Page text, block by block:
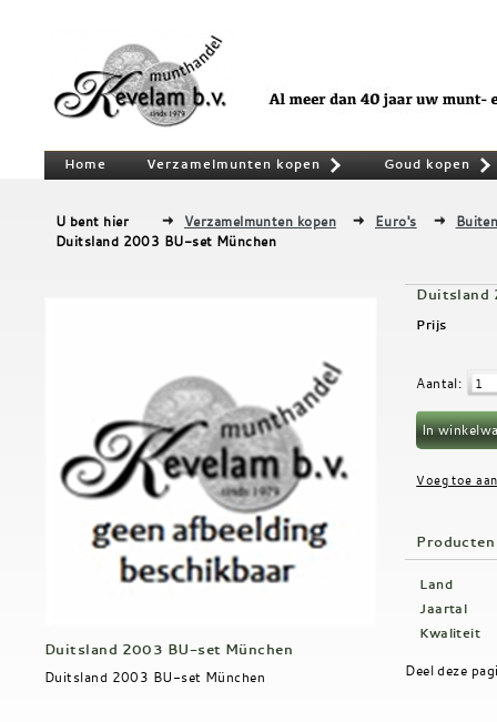
Home Verzamelmunten kopen Goud kopen
U bent hier Verzamelmunten kopen Euro's
Duitsland 2003 BU-set München
Duitsland 2003 BU-set München
Duitsland 2003 BU-set München
Duitsland
Prijs
Aantal:
Land
Jaartal
Kwaliteit
Deel deze